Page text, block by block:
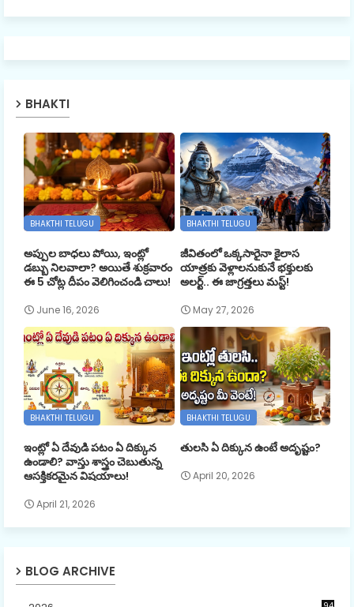
BHAKTI
BHAKTHI TELUGU
అప్పుల బాధలు పోయి, ఇంట్లో
డబ్బు నిలవాలా? అయితే శుక్రవారం
ఈ 5 చోట్ల దీపం వెలిగించండి చాలు!
June 16, 2026
BHAKTHI TELUGU
జీవితంలో ఒక్కసారైనా కైలాస
యాత్రకు వెళ్లాలనుకునే భక్తులకు
అలర్ట్.. ఈ జాగ్రత్తలు మస్ట్!
May 27, 2026
BHAKTHI TELUGU
ఇంట్లో ఏ దేవుడి పటం ఏ దిక్కున
ఉండాలి? వాస్తు శాస్త్రం చెబుతున్న
ఆసక్తికరమైన విషయాలు!
April 21, 2026
BHAKTHI TELUGU
తులసి ఏ దిక్కున ఉంటే అదృష్టం?
April 20, 2026
BLOG ARCHIVE